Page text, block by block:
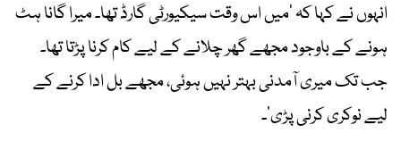
انہوں نے کہا کہ ’میں اس وقت سیکیورٹی گارڈ تھا۔ میرا گانا ہٹ
ہونے کے باوجود مجھے گھر چلانے کے لیے کام کرنا پڑتا تھا۔
جب تک میری آمدنی بہتر نہیں ہوئی، مجھے بل ادا کرنے کے
لیے نوکری کرنی پڑی‘۔